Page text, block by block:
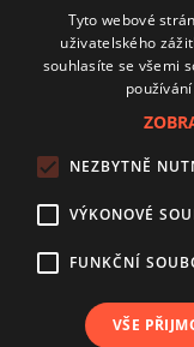
Přihlášením k
zpracování osobních
Zásady používání souborů
Autoři
Nastavení cookies
Tyto webové
uživatelského
souhlasíte se všemi
NEZBYTNĚ
VÝKONOVÉ
FUNKČNÍ
VŠE